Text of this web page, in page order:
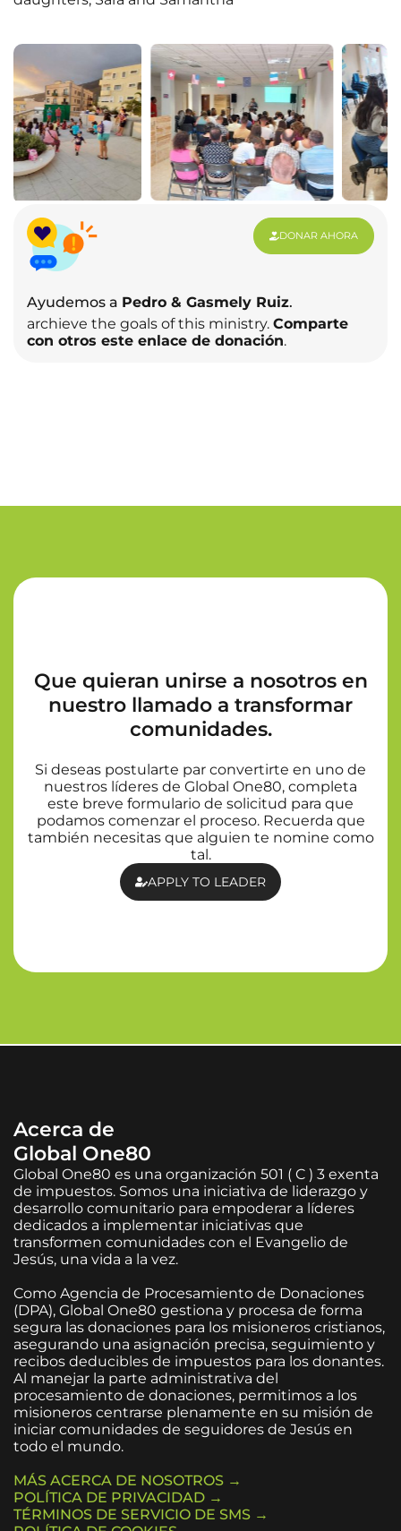
Ayudemos a Pedro & Gasmely Ruiz.
archieve the goals of this ministry. Comparte
con otros este enlace de donación.
DONAR AHORA
Que quieran unirse a nosotros en
nuestro llamado a transformar
comunidades.
Si deseas postularte par convertirte en uno de
nuestros líderes de Global One80, completa
este breve formulario de solicitud para que
podamos comenzar el proceso. Recuerda que
también necesitas que alguien te nomine como
tal.
APPLY TO LEADER
Acerca de
Global One80
Global One80 es una organización 501 ( C ) 3 exenta
de impuestos. Somos una iniciativa de liderazgo y
desarrollo comunitario para empoderar a líderes
dedicados a implementar iniciativas que
transformen comunidades con el Evangelio de
Jesús, una vida a la vez.
Como Agencia de Procesamiento de Donaciones
(DPA), Global One80 gestiona y procesa de forma
segura las donaciones para los misioneros cristianos,
asegurando una asignación precisa, seguimiento y
recibos deducibles de impuestos para los donantes.
Al manejar la parte administrativa del
procesamiento de donaciones, permitimos a los
misioneros centrarse plenamente en su misión de
iniciar comunidades de seguidores de Jesús en
todo el mundo.
MÁS ACERCA DE NOSOTROS →
POLÍTICA DE PRIVACIDAD →
TÉRMINOS DE SERVICIO DE SMS →